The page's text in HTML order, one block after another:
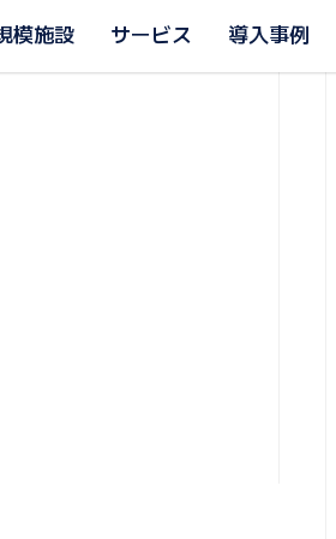
模施設 サービス 導入事例